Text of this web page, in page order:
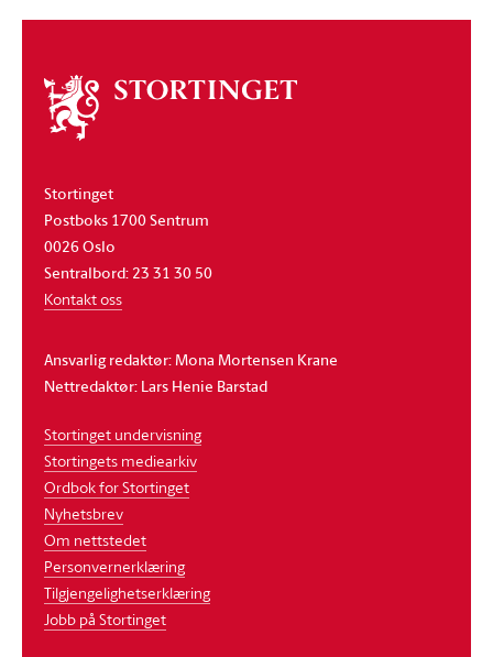
Om
stortinget
Stortinget
Postboks 1700 Sentrum
0026 Oslo
Sentralbord: 23 31 30 50
Kontakt oss
Ansvarlig redaktør: Mona Mortensen Krane
Nettredaktør: Lars Henie Barstad
Stortinget undervisning
Stortingets mediearkiv
Ordbok for Stortinget
Nyhetsbrev
Om nettstedet
Personvernerklæring
Tilgjengelighetserklæring
Jobb på Stortinget